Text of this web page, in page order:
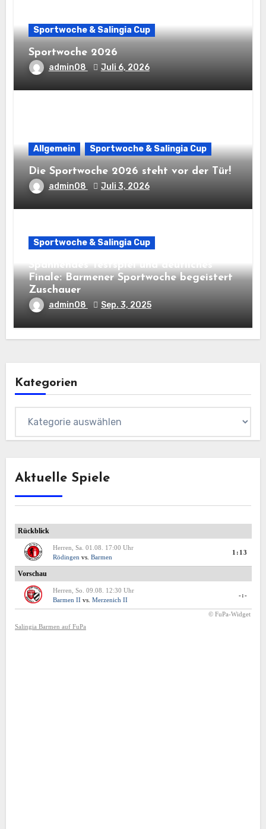
Sportwoche & Salingia Cup
Sportwoche 2026
admin08 Juli 6, 2026
Allgemein Sportwoche & Salingia Cup
Die Sportwoche 2026 steht vor der Tür!
admin08 Juli 3, 2026
Sportwoche & Salingia Cup
Spannendes Testspiel und deutliches
Finale: Barmener Sportwoche begeistert
Zuschauer
admin08 Sep. 3, 2025
Kategorien
Aktuelle Spiele